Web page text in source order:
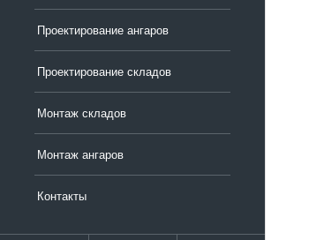
Проектирование ангаров
Проектирование складов
Монтаж складов
Монтаж ангаров
Контакты